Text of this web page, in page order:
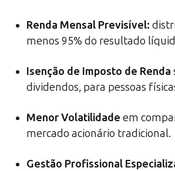
Renda Mensal Previsível:
menos 95% do resultado
Isenção de Imposto de Renda
dividendos, para pessoas
Menor Volatilidade em
mercado acionário tradicional.
Gestão Profissional